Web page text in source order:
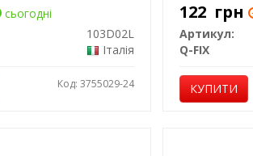
сьогодні
103D02L
Італія
Код: 3755029-24
122 грн
Артикул:
Q-FIX
КУПИТИ